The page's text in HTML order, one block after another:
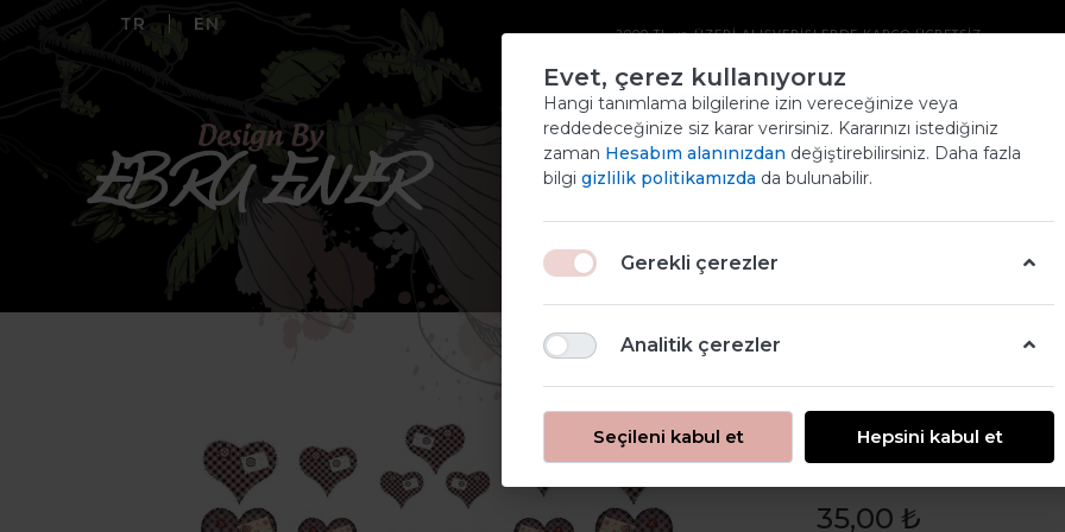
TR EN 2000 TL ve ÜZERİ ALIŞVERİŞLERDE KARGO ÜCRETSİZ
EKOSE PIRINÇ
DEKOPAJ KAĞIDI
Ekose Pirinç
35,00 ₺
Evet, çerez kullanıyoruz
Hangi tanımlama bilgilerine izin vereceğinize veya
reddedeceğinize siz karar verirsiniz. Kararınızı istediğiniz
zaman Hesabım alanınızdan değiştirebilirsiniz. Daha fazla
bilgi gizlilik politikamızda da bulunabilir.
Gerekli çerezler
Analitik çerezler
Seçileni kabul et Hepsini kabul et